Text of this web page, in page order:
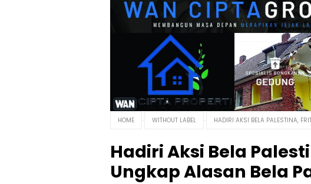
HOME WITHOUT LABEL HADIRI AKSI BELA PALESTINA,
Hadiri Aksi Bela
Ungkap Alasan Bela